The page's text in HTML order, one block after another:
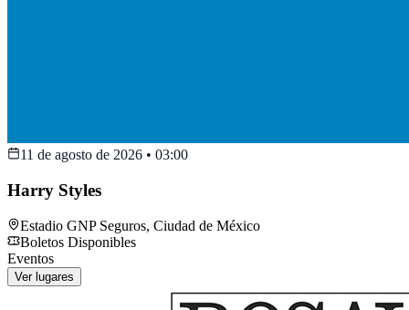
11 de agosto de 2026 • 03:00
Harry Styles
Estadio GNP Seguros, Ciudad de México
Boletos Disponibles
Eventos
Ver lugares